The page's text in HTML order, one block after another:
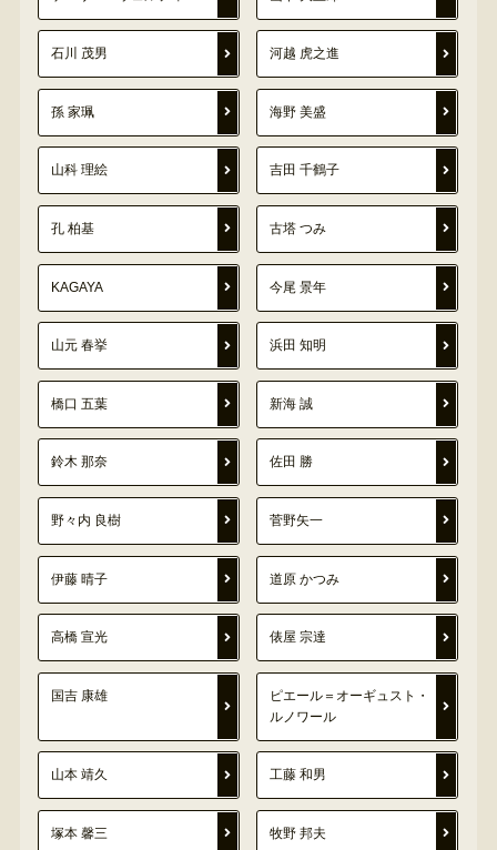
石川 茂男 河越 虎之進
孫 家珮 海野 美盛
山科 理絵 吉田 千鶴子
孔 柏基 古塔 つみ
KAGAYA 今尾 景年
山元 春挙 浜田 知明
橋口 五葉 新海 誠
鈴木 那奈 佐田 勝
野々内 良樹 菅野矢一
伊藤 晴子 道原 かつみ
高橋 宣光 俵屋 宗達
国吉 康雄
ピエール＝オーギュスト・
ルノワール
山本 靖久 工藤 和男
塚本 馨三 牧野 邦夫